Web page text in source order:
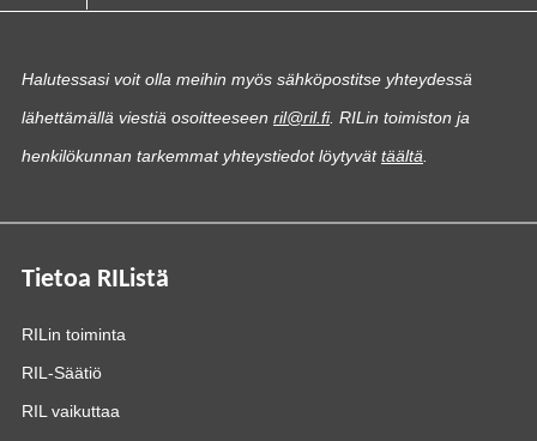
Halutessasi voit olla meihin myös sähköpostitse yhteydessä
lähettämällä viestiä osoitteeseen ril@ril.fi. RILin toimiston ja
henkilökunnan tarkemmat yhteystiedot löytyvättäältä
Tietoa RIListä
RILin toiminta
RIL-Säätiö
RIL vaikuttaa